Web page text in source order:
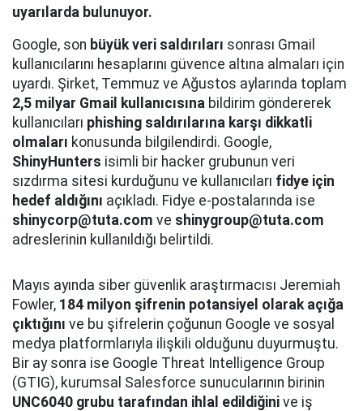
uyarılarda bulunuyor.
Google, son büyük veri saldırıları sonrası Gmail
kullanıcılarını hesaplarını güvence altına almaları için
uyardı. Şirket, Temmuz ve Ağustos aylarında toplam
2,5 milyar Gmail kullanıcısına bildirim göndererek
kullanıcıları phishing saldırılarına karşı dikkatli
olmaları konusunda bilgilendirdi. Google,
ShinyHunters isimli bir hacker grubunun veri
sızdırma sitesi kurduğunu ve kullanıcıları fidye için
hedef aldığını açıkladı. Fidye e-postalarında ise
shinycorp@tuta.com ve shinygroup@tuta.com
adreslerinin kullanıldığı belirtildi.
Mayıs ayında siber güvenlik araştırmacısı Jeremiah
Fowler, 184 milyon şifrenin potansiyel olarak açığa
çıktığını ve bu şifrelerin çoğunun Google ve sosyal
medya platformlarıyla ilişkili olduğunu duyurmuştu.
Bir ay sonra ise Google Threat Intelligence Group
(GTIG), kurumsal Salesforce sunucularının birinin
UNC6040 grubu tarafından ihlal edildiğini ve iş